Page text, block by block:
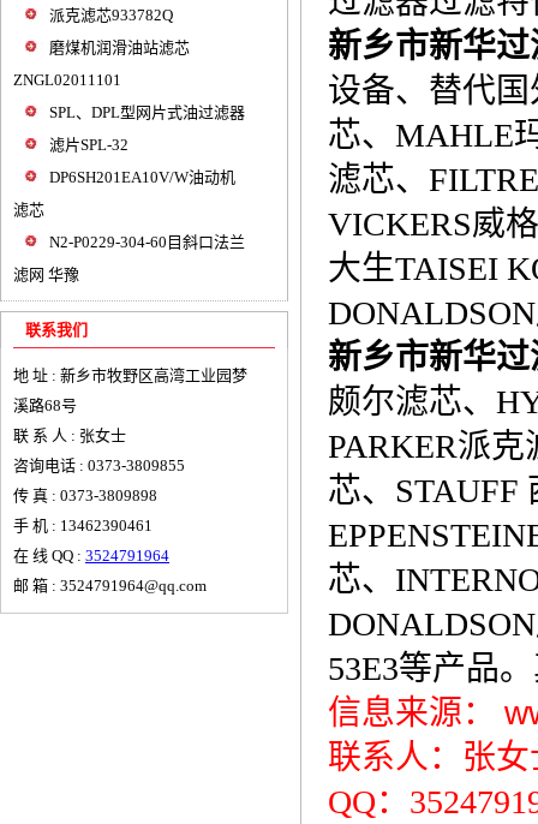
派克滤芯933782Q
磨煤机润滑油站滤芯
ZNGL02011101
SPL、DPL型网片式油过滤器
滤片SPL-32
DP6SH201EA10V/W油动机
滤芯
N2-P0229-304-60目斜口法兰
滤网 华豫
联系我们
地 址 : 新乡市牧野区高湾工业园梦
溪路68号
联 系 人 : 张女士
咨询电话 : 0373-3809855
传 真 : 0373-3809898
手 机 : 13462390461
在 线 QQ : 3524791964
邮 箱 : 3524791964@qq.com
新乡市新华
设备、替代
芯、MAHLE
滤芯、
VICKERS威
大生TAISEI
新乡市新华
颇尔滤芯、
PARKER派
芯、STAUFF
芯、
53E3等产品
信息来源：
联系人：张女
QQ：